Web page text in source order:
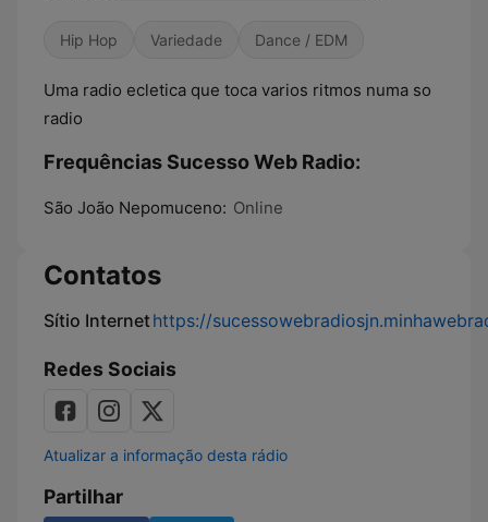
Hip Hop Variedade Dance / EDM
Uma radio ecletica que toca varios ritmos numa so
radio
Frequências Sucesso Web Radio:
São João Nepomuceno: Online
Contatos
Sítio Internethttps://
Redes Sociais
Atualizar a informação desta rádio
Partilhar